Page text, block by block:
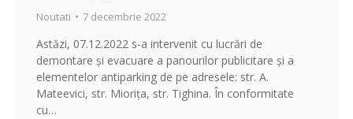
Noutati 7 decembrie 2022
Astăzi, 07.12.2022 s-a intervenit cu lucrări de
demontare și evacuare a panourilor publicitare și a
elementelor antiparking de pe adresele: str. A.
Mateevici, str. Miorița, str. Tighina. În conformitate
cu…